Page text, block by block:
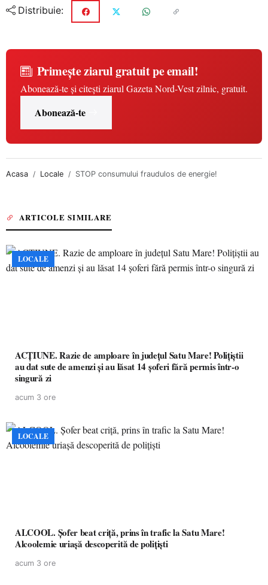
Distribuie:
Primește ziarul gratuit pe email!
Abonează-te și citești ziarul Gazeta Nord-Vest zilnic, gratuit.
Abonează-te
Acasa Locale STOP consumului fraudulos de energie!
ARTICOLE SIMILARE
LOCALE
ACȚIUNE. Razie de amploare în județul Satu Mare! Polițiștii
au dat sute de amenzi și au lăsat 14 șoferi fără permis într-o
singură zi
acum 3 ore
LOCALE
ALCOOL. Șofer beat criță, prins în trafic la Satu Mare!
Alcoolemie uriașă descoperită de polițiști
acum 3 ore